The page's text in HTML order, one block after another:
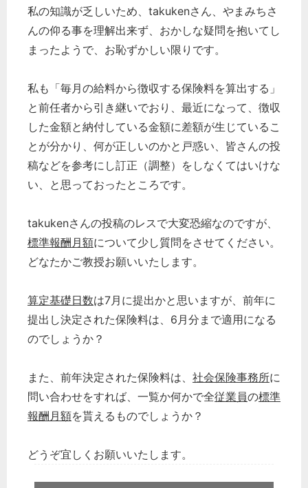
私の知識が乏しいため、takukenさん、やまみちさ
んの仰る事を理解出来ず、おかしな疑問を抱いてし
まったようで、お恥ずかしい限りです。
私も「毎月の給料から徴収する保険料を算出する」
と前任者から引き継いでおり、最近になって、徴収
した金額と納付している金額に差額が生じているこ
とが分かり、何が正しいのかと戸惑い、皆さんの投
稿などを参考にし訂正（調整）をしなくてはいけな
い、と思っておったところです。
takukenさんの投稿のレスで大変恐縮なのですが、
標準報酬月額について少し質問をさせてください。
どなたかご教授お願いいたします。
算定基礎日数は7月に提出かと思いますが、前年に
提出し決定された保険料は、6月分まで適用になる
のでしょうか？
また、前年決定された保険料は、 社会保険事務所に
問い合わせをすれば、一覧か何かで全従業員の標準
報酬月額を貰えるものでしょうか？
どうぞ宜しくお願いいたします。